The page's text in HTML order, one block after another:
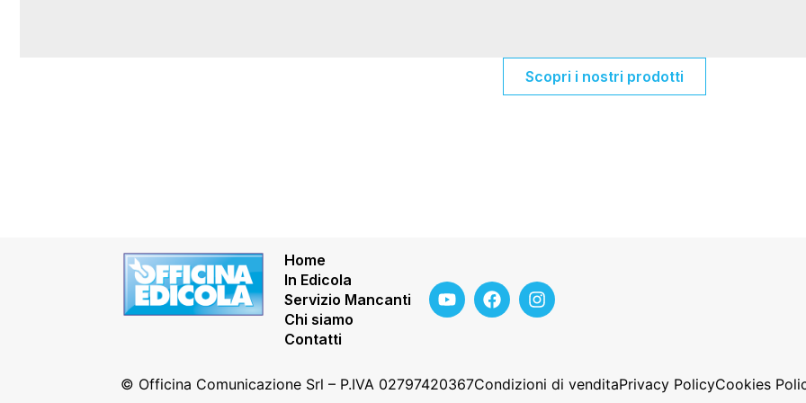
Scopri i nostri prodotti
Home
In Edicola
Servizio Mancanti
Chi siamo
Contatti
© Officina Comunicazione Srl – P.IVA 02797420367Condizioni di venditaPrivacy PolicyCookies